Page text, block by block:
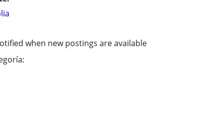
when new postings are available